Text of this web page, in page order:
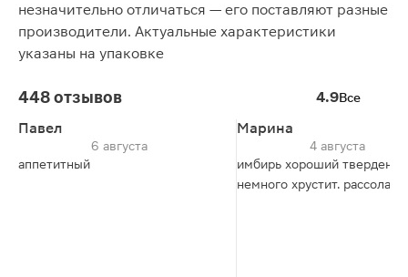
незначительно отличаться — его поставляют разные
производители. Актуальные характеристики
указаны на упаковке
448 отзывов 4.9Все
Павел
6 августа
аппетитный
Марина
4 августа
имбирь хороший
немного хрустит. рассола в